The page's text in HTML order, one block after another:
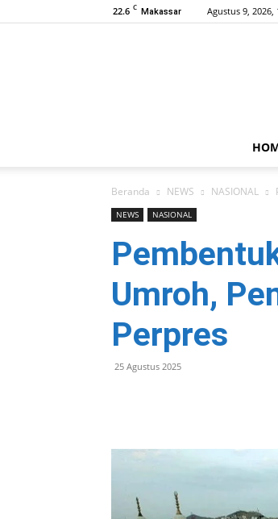
22.6 C Makassar Agustus 9, 2026,
Beranda NEWS NASIONAL
NEWS NASIONAL
Umroh,
Perpres
25 Agustus 2025